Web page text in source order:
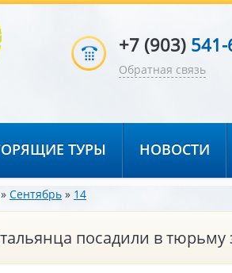
+7 (903) 541-
Обратная связь
ТУРЫ НОВОСТИ
» Сентябрь » 14
посадили в